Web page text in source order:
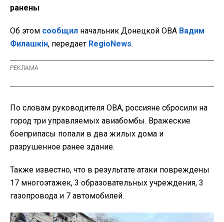
ранены
Об этом сообщил начальник Донецкой ОВА Вадим
Филашкін, передает RegioNews.
По словам руководителя ОВА, россияне сбросили на
город три управляемых авиабомбы. Вражеские
боеприпасы попали в два жилых дома и
разрушенное ранее здание.
Также известно, что в результате атаки повреждены
17 многоэтажек, 3 образовательных учреждения, 3
газопровода и 7 автомобилей.